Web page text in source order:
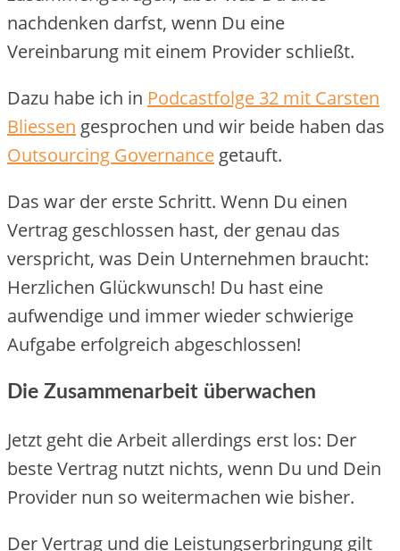
nachdenken darfst, wenn Du eine
Vereinbarung mit einem Provider schließt.
Dazu habe ich in Podcastfolge 32 mit Carsten
Bliessen gesprochen und wir beide haben das
Outsourcing Governance getauft.
Das war der erste Schritt. Wenn Du einen
Vertrag geschlossen hast, der genau das
verspricht, was Dein Unternehmen braucht:
Herzlichen Glückwunsch! Du hast eine
aufwendige und immer wieder schwierige
Aufgabe erfolgreich abgeschlossen!
Die Zusammenarbeit überwachen
Jetzt geht die Arbeit allerdings erst los: Der
beste Vertrag nutzt nichts, wenn Du und Dein
Provider nun so weitermachen wie bisher.
Der Vertrag und die Leistungserbringung gilt